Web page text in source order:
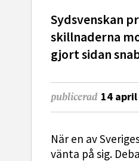
Sydsvenskan
skillnaderna
gjort sidan
publicerad 14
När en av
vänta på sig.